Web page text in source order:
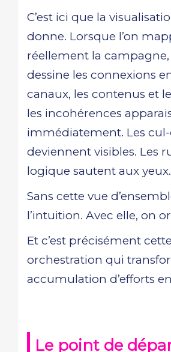
C’est ici que la
donne. Lorsque l’on
réellement la campagne,
dessine les connexions
canaux, les contenus et
les incohérences
immédiatement. Les cul-
deviennent visibles. Les
logique sautent aux yeux.
Sans cette vue
l’intuition. Avec elle, on
Et c’est précisément cette
orchestration qui
accumulation d’efforts
Le point de